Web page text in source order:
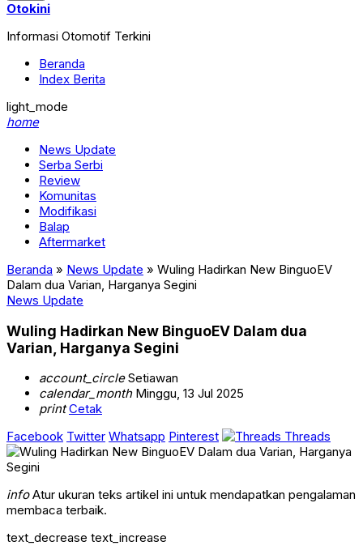
Otokini
Informasi Otomotif Terkini
Beranda
Index Berita
light_mode
home
News Update
Serba Serbi
Review
Komunitas
Modifikasi
Balap
Aftermarket
Beranda » News Update » Wuling Hadirkan New BinguoEV
Dalam dua Varian, Harganya Segini
News Update
Wuling Hadirkan New BinguoEV Dalam dua
Varian, Harganya Segini
account_circleSetiawan
calendar_monthMinggu, 13 Jul 2025
print Cetak
Facebook Twitter Whatsapp Pinterest Threads
infoAtur ukuran teks artikel ini untuk mendapatkan pengalaman
membaca terbaik.
text_decrease text_increase